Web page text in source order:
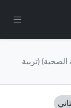
(تربية